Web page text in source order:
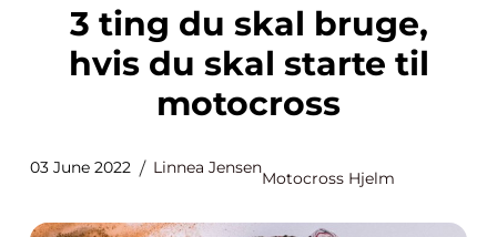
3 ting du skal bruge,
hvis du skal starte til
motocross
03 June 2022 Linnea Jensen
Motocross Hjelm